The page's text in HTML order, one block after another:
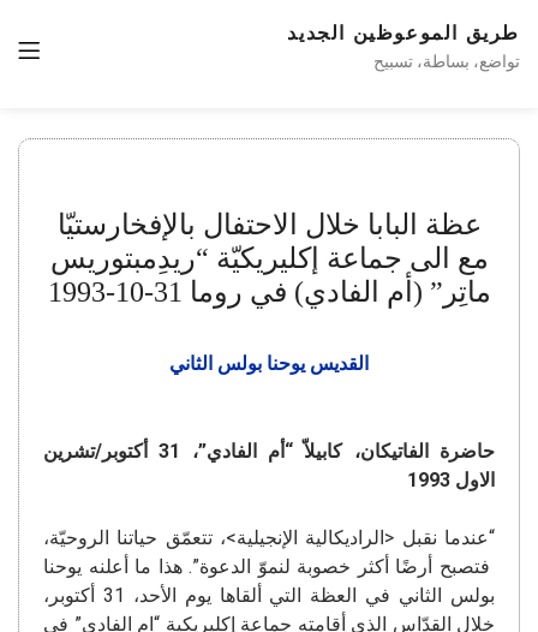
طريق الموعوظين الجديد
تواضع، بساطة، تسبيح
عظة البابا خلال الاحتفال بالإفخارستيّا
مع الى جماعة إكليريكيّة “ريدِمبتوريس
ماتِر” (أم الفادي) في روما 31-10-1993
القديس يوحنا بولس الثاني
حاضرة الفاتيكان، كابيلاّ “أم الفادي”، 31 أكتوبر/تشرين
الاول 1993
“عندما نقبل <الراديكالية الإنجيلية>، تتعمّق حياتنا الروحيّة،
فتصبح أرضًا أكثر خصوبة لنموّ الدعوة”. هذا ما أعلنه يوحنا
بولس الثاني في العظة التي ألقاها يوم الأحد، 31 أكتوبر،
خلال القدّاس الذي أقامته جماعة إكليريكية “ام الفادي” في